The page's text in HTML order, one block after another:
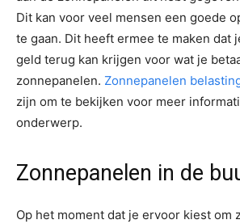
Dit kan voor veel mensen een goede
te gaan. Dit heeft ermee te maken dat
geld terug kan krijgen voor wat je
zonnepanelen. Zonnepanelen
zijn om te bekijken voor meer
onderwerp.
Zonnepanelen in de
Op het moment dat je ervoor kiest om